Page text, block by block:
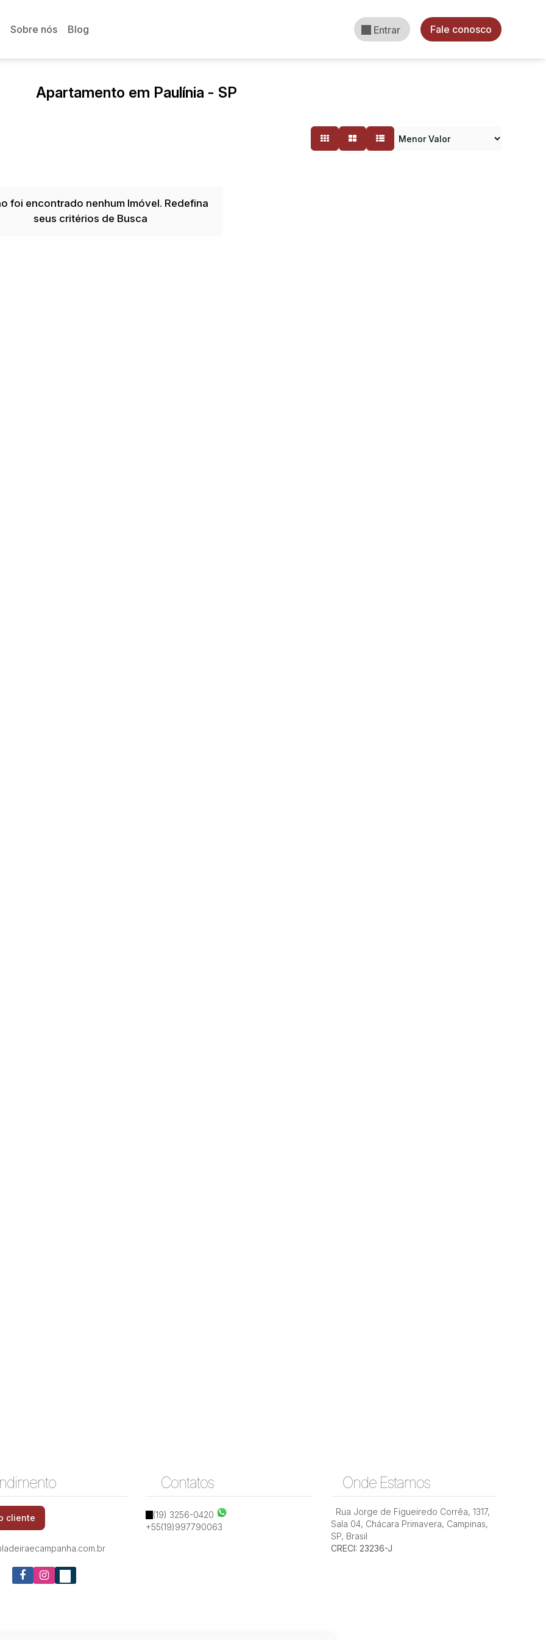
Fale conosco
Entrar
Blog
Sobre nós
Apartamento em Paulínia - SP
foi encontrado nenhum Imóvel. Redefina
seus critérios de Busca
cliente
Contatos
(19) 3256-0420
+55(19)997790063
Onde Estamos
Rua Jorge de Figueiredo Corrêa, 1317,
Sala 04, Chácara Primavera, Campinas,
SP, Brasil
CRECI: 23236-J